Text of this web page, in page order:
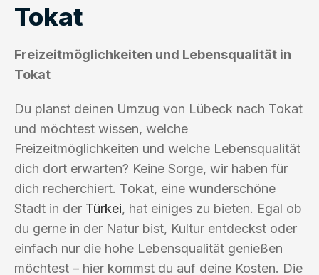
Tokat
Freizeitmöglichkeiten und Lebensqualität in
Tokat
Du planst deinen Umzug von Lübeck nach Tokat
und möchtest wissen, welche
Freizeitmöglichkeiten und welche Lebensqualität
dich dort erwarten? Keine Sorge, wir haben für
dich recherchiert. Tokat, eine wunderschöne
Stadt in der Türkei, hat einiges zu bieten. Egal ob
du gerne in der Natur bist, Kultur entdeckst oder
einfach nur die hohe Lebensqualität genießen
möchtest – hier kommst du auf deine Kosten. Die